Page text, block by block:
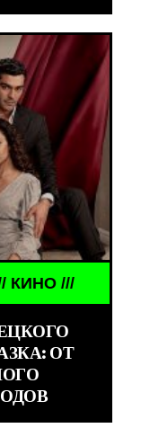
///
ОТ